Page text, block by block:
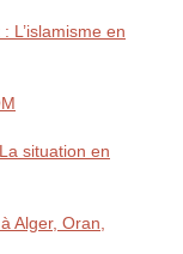
L’islamisme en
situation en
Alger, Oran,